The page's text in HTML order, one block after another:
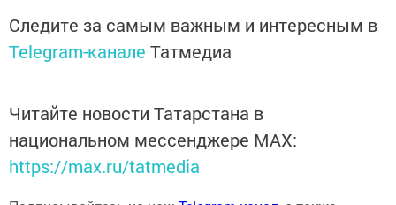
Следите за самым важным и интересным в
Telegram-канале Татмедиа
Читайте новости Татарстана в
национальном мессенджере MАХ:
https://max.ru/tatmedia